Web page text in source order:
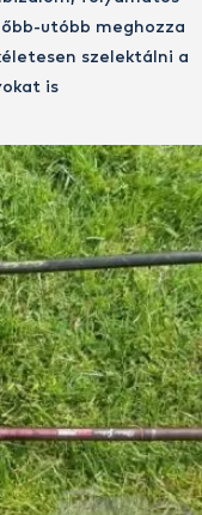
utóbb meghozza
szelektálni a
is